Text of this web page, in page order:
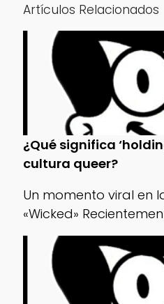
Artículos Relacionados
¿Qué significa
cultura queer?
Un momento viral en
«Wicked»